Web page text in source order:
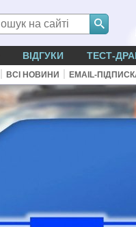
ВІДГУКИ ТЕСТ-
| ВСІ НОВИНИ | EMAIL-